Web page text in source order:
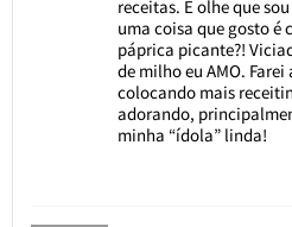
receitas. E olhe que
uma coisa que gosto é
páprica picante?!
de milho eu AMO.
colocando mais
adorando,
minha “ídola” linda!